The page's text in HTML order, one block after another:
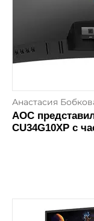
Анастасия
AOC
CU34G10XP с